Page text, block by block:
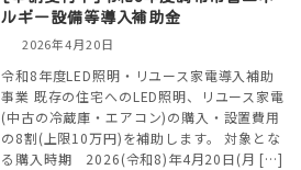
ルギー設備等導入補助金
2026年4月20日
令和8年度LED照明・リユース家電導入補助
事業 既存の住宅へのLED照明、リユース家電
(中古の冷蔵庫・エアコン)の購入・設置費用
の8割(上限10万円)を補助します。 対象とな
る購入時期 2026(令和8)年4月20日(月 […]